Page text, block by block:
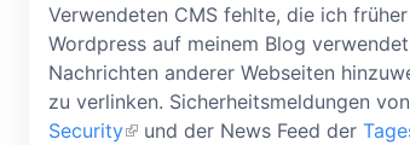
Verwendeten CMS fehlte, die ich
Wordpress auf meinem Blog
Nachrichten anderer Webseiten
zu verlinken. Sicherheitsmeldungen von
Security
und der News Feed der